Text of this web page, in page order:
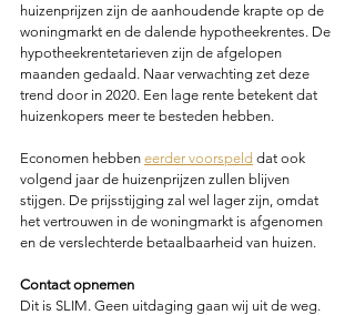
huizenprijzen zijn de aanhoudende krapte op de
woningmarkt en de dalende hypotheekrentes. De
hypotheekrentetarieven zijn de afgelopen
maanden gedaald. Naar verwachting zet deze
trend door in 2020. Een lage rente betekent dat
huizenkopers meer te besteden hebben.
Economen hebben eerder voorspeld dat ook
volgend jaar de huizenprijzen zullen blijven
stijgen. De prijsstijging zal wel lager zijn, omdat
het vertrouwen in de woningmarkt is afgenomen
en de verslechterde betaalbaarheid van huizen.
Contact opnemen
Dit is SLIM. Geen uitdaging gaan wij uit de weg.